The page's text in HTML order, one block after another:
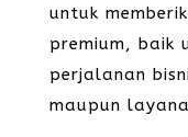
untuk
premium, baik
perjalanan
maupun